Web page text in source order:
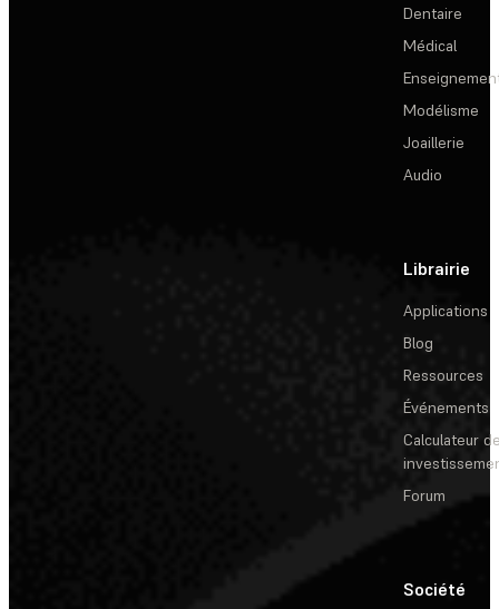
Dentaire
Médical
Modélisme
Joaillerie
Audio
Librairie
Applications
Blog
Ressources
Événements
Calculateur
Forum
Société